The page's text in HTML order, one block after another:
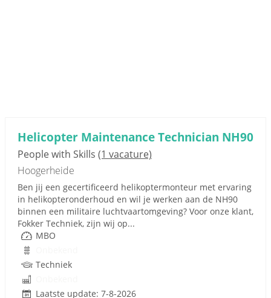
Helicopter Maintenance Technician NH90
People with Skills (1 vacature)
Hoogerheide
Ben jij een gecertificeerd helikoptermonteur met ervaring
in helikopteronderhoud en wil je werken aan de NH90
binnen een militaire luchtvaartomgeving? Voor onze klant,
Fokker Techniek, zijn wij op...
MBO
Techniek
Laatste update: 7-8-2026